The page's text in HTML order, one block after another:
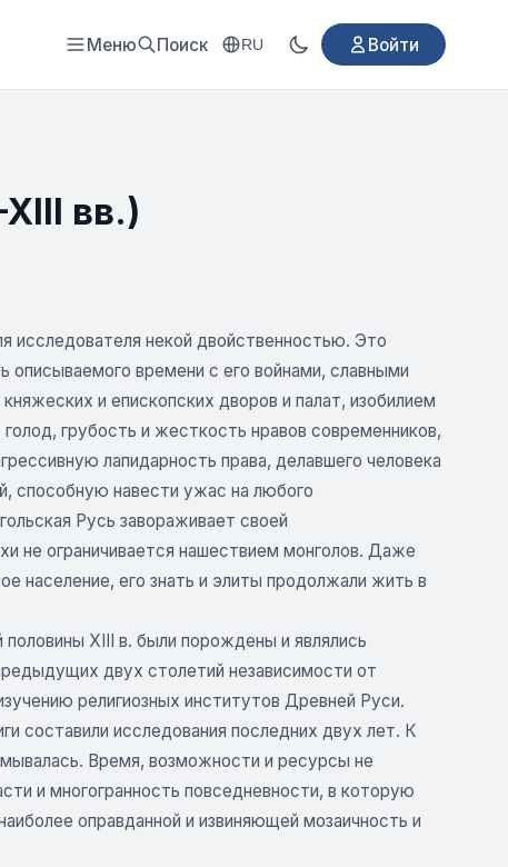
Меню Поиск RU Войти
вв.)
исследователя некой двойственностью. Это
описываемого времени с его войнами, славными
и епископских дворов и палат, изобилием
грубость и жесткость нравов современников,
лапидарность права, делавшего человека
способную навести ужас на любого
Русь завораживает своей
не ограничивается нашествием монголов. Даже
население, его знать и элиты продолжали жить в
половины XIII в. были порождены и являлись
двух столетий независимости от
религиозных институтов Древней Руси.
составили исследования последних двух лет. К
Время, возможности и ресурсы не
и многогранность повседневности, в которую
оправданной и извиняющей мозаичность и